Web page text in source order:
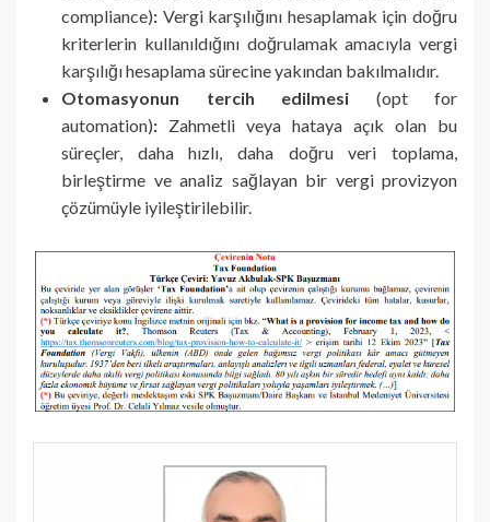
compliance): Vergi karşılığını hesaplamak için doğru
kriterlerin kullanıldığını doğrulamak amacıyla vergi
karşılığı hesaplama sürecine yakından bakılmalıdır.
Otomasyonun tercih edilmesi (opt for
automation): Zahmetli veya hataya açık olan bu
süreçler, daha hızlı, daha doğru veri toplama,
birleştirme ve analiz sağlayan bir vergi provizyon
çözümüyle iyileştirilebilir.